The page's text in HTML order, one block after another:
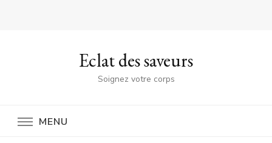
Eclat des saveurs
Soignez votre corps
MENU